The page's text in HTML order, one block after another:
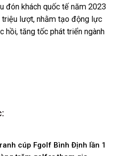
đón khách quốc tế năm 2023
lượt, nhằm tạo động lực
hồi, tăng tốc phát triển ngành
cúp Fgolf Bình Định lần 1